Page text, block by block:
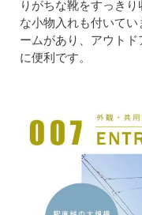
りがちな靴をすっき
な小物入れも付いて
ームがあり、アウト
に便利です。